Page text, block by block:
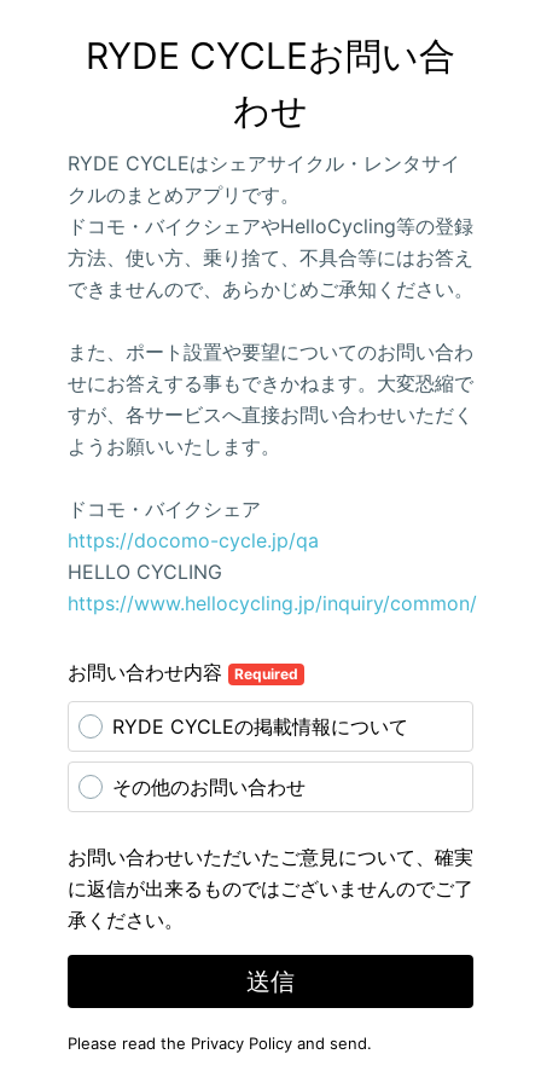
RYDE CYCLEお問い合
わせ
RYDE CYCLEはシェアサイクル・レンタサイ
クルのまとめアプリです。
ドコモ・バイクシェアやHelloCycling等の登録
方法、使い方、乗り捨て、不具合等にはお答え
できませんので、あらかじめご承知ください。
また、ポート設置や要望についてのお問い合わ
せにお答えする事もできかねます。大変恐縮で
すが、各サービスへ直接お問い合わせいただく
ようお願いいたします。
ドコモ・バイクシェア
https://docomo-cycle.jp/qa
HELLO CYCLING
https://www.hellocycling.jp/inquiry/common/
お問い合わせ内容 Required
RYDE CYCLEの掲載情報について
その他のお問い合わせ
お問い合わせいただいたご意見について、確実
に返信が出来るものではございませんのでご了
承ください。
送信
Please read the Privacy Policy and send.